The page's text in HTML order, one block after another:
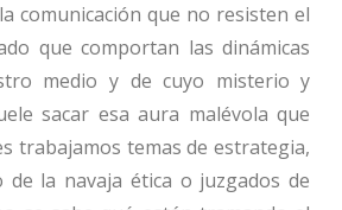
comunicación que no resisten el
que comportan las dinámicas
medio y de cuyo misterio y
sacar esa aura malévola que
trabajamos temas de estrategia,
la navaja ética o juzgados de